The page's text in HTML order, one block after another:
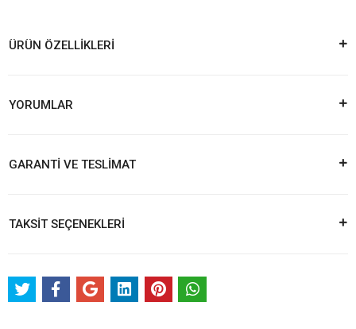
ÜRÜN ÖZELLİKLERİ
YORUMLAR
GARANTİ VE TESLİMAT
TAKSİT SEÇENEKLERİ